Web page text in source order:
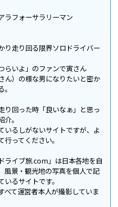
ラフォーサラリーマン
り走り回る限界ソロドライバー
らいよ」のファンで寅さん
ん）の様な男になりたいと密か
り回った時「良いなぁ」と思っ
。
いるしがないサイトですが、よ
行ってください。
ライブ旅.com」は日本各地を自
風景・観光地の写真を個人で記
いるサイトです。
べて運営者本人が撮影していま